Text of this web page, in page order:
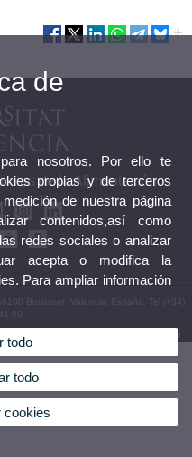
de la Alimentación
Burjassot. Valencia. España. Tel (+34)
00
Cookies Buzón Facultad
de
nosotros. Por ello te
propias y de terceros
de nuestra página
contenidos,así como
redes sociales o analizar
acepta o modifica la
Para ampliar información
todo
todo
cookies